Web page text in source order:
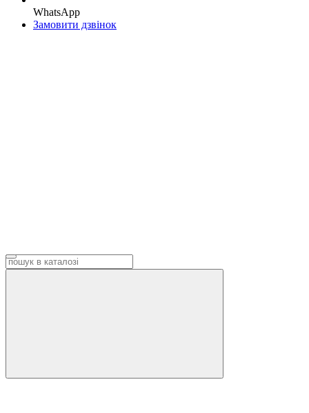
WhatsApp
Замовити дзвінок